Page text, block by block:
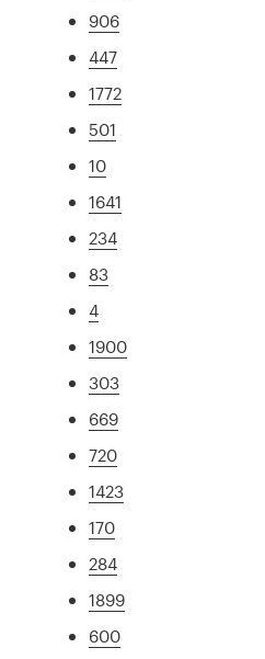
906
447
1772
501
10
1641
234
83
4
1900
303
669
720
1423
170
284
1899
600